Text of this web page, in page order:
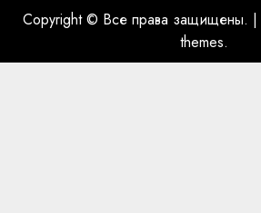
Copyright © Все права защищены. |
themes.